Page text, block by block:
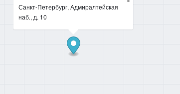
Санкт-Петербург, Адмиралтейская
наб., д. 10